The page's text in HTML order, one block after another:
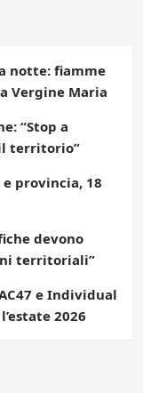
notte: fiamme
Vergine Maria
“Stop a
territorio”
provincia, 18
devono
territoriali”
e Individual
2026